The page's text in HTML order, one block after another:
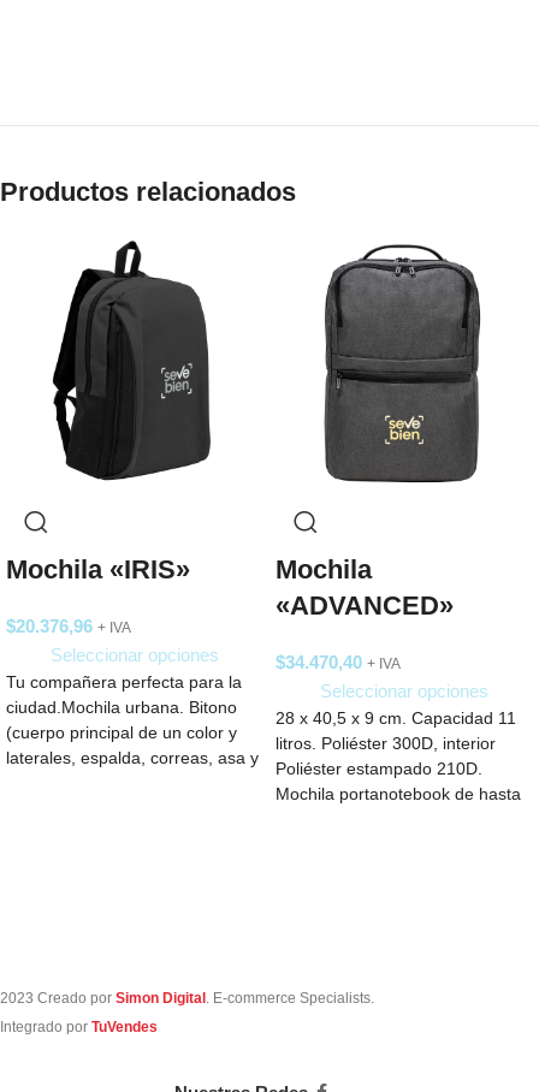
Productos relacionados
Mochila «IRIS»
$20.376,96 + IVA
Seleccionar opciones
Tu compañera perfecta para la
ciudad.Mochila urbana. Bitono
(cuerpo principal de un color y
laterales, espalda, correas, asa y
Mochila
«ADVANCED»
$34.470,40 + IVA
Seleccionar opciones
28 x 40,5 x 9 cm. Capacidad 11
litros. Poliéster 300D, interior
Poliéster estampado 210D.
Mochila portanotebook de hasta
2023 Creado por Simon Digital . E-commerce Specialists.
Integrado por TuVendes